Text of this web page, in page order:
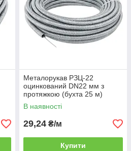
Металорукав РЗЦ‑22
оцинкований DN22 мм з
протяжкою (бухта 25 м)
В наявності
29,24 ₴/м
Купити